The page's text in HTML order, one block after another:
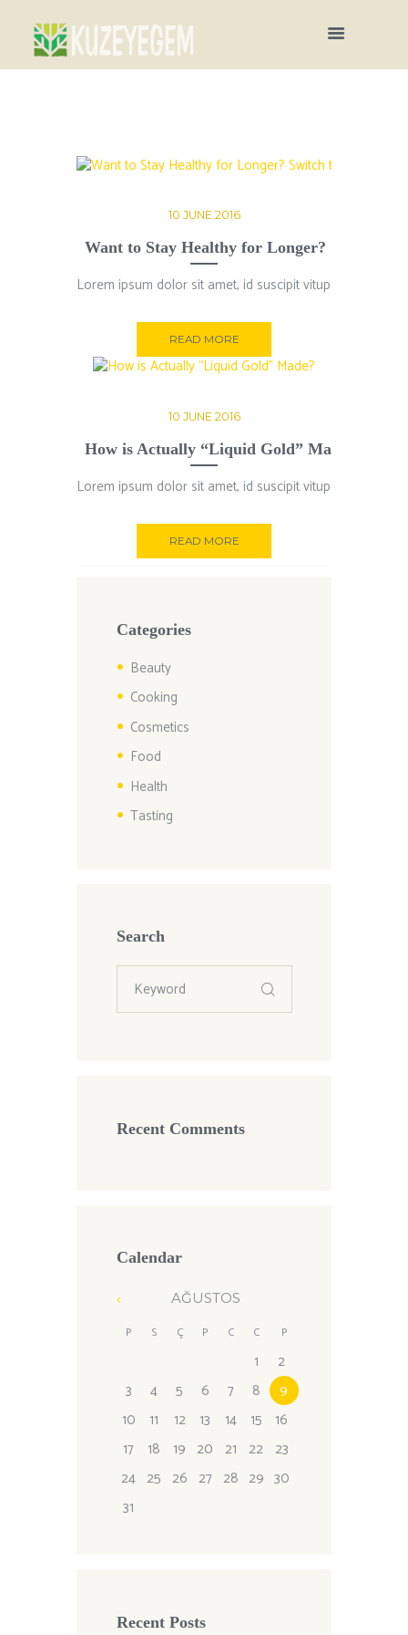
10 JUNE 2016
Want to Stay Healthy for Longer? Switch to
Lorem ipsum dolor sit amet, id suscipit vituperatoribus
READ MORE
10 JUNE 2016
How is Actually “Liquid Gold” Made?
Lorem ipsum dolor sit amet, id suscipit vituperatoribus
READ MORE
Categories
Beauty
Cooking
Cosmetics
Food
Health
Tasting
Search
Recent Comments
Calendar
AĞUSTOS
P S Ç P C C P
1
2
3
4 5 6 7 8
9
10
11 12 13 14 15
16
17
18 19 20 21 22 23
24 25 26 27 28 29 30
31
Recent Posts